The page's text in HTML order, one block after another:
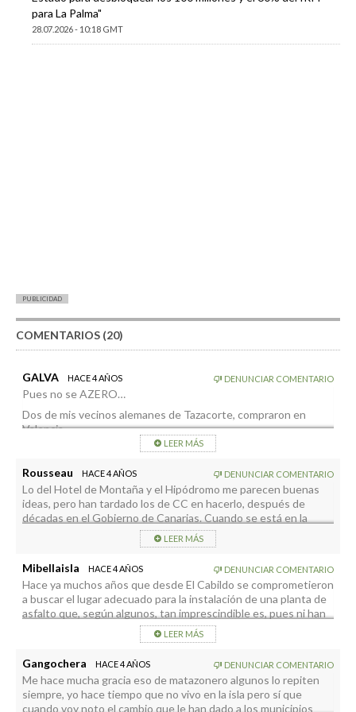
para La Palma"
28.07.2026 - 10:18 GMT
PUBLICIDAD
COMENTARIOS (20)
GALVA HACE 4 AÑOS DENUNCIAR COMENTARIO
Pues no se AZERO…
Dos de mis vecinos alemanes de Tazacorte, compraron en
Valencia…
Luego vendieron y compraron en Mi Pueblo…
Decían que para pasar frío, se quedaban en Alemania…
Y hay boca a boca; en mi barrio había 11 casas abandonadas; y
ahora queda UNA…
Alemanes y neerlandeses…Son sus propietarios.
LEER MÁS
Rousseau HACE 4 AÑOS DENUNCIAR COMENTARIO
Lo del Hotel de Montaña y el Hipódromo me parecen buenas
ideas, pero han tardado los de CC en hacerlo, después de
décadas en el Gobierno de Canarias. Cuando se está en la
Oposición, la perspectiva cambia. Lo de la Planta de Asfalto es
un disparate, en un enclave natural tan hermoso.
LEER MÁS
Mibellaisla HACE 4 AÑOS DENUNCIAR COMENTARIO
Hace ya muchos años que desde El Cabildo se comprometieron
a buscar el lugar adecuado para la instalación de una planta de
asfalto que, según algunos, tan imprescindible es, pues ni han
buscado el lugar, ni ha pasado nada por no tenerla.
Sin duda, la sola idea de plantear la ubicación en la zona de El
tiempo. Ya puestos, que propongan instalarla en La Cumbrecita
o dentro de La Caldera.
Otro lugar excepcional puede ser en las faldas del Tajogaite,
LEER MÁS
Gangochera HACE 4 AÑOS DENUNCIAR COMENTARIO
Me hace mucha gracia eso de matazonero algunos lo repiten
siempre, yo hace tiempo que no vivo en la isla pero sí que
cuando voy noto el cambio que le han dado a los municipios